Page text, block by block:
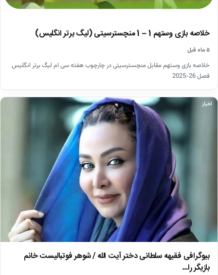
خلاصه بازی وستهم 1 – 1 منچسترسیتی (لیگ برتر انگلیس)
۵ ماه قبل
خلاصه بازی وستهم مقابل منچسترسیتی در چارچوب هفته سی ام لیگ برتر انگلیس
فصل 26-2025
اخبار
بیوگرافی فقیهه سلطانی دختر آیت الله / شوهر فوتبالیست خانم
بازیگر را…